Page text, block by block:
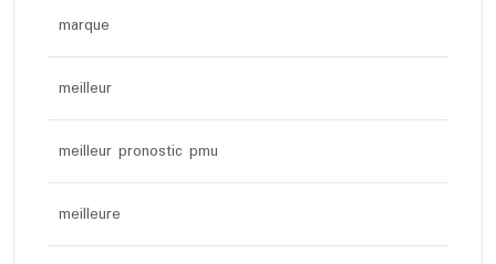
marque
meilleur
meilleur pronostic pmu
meilleure